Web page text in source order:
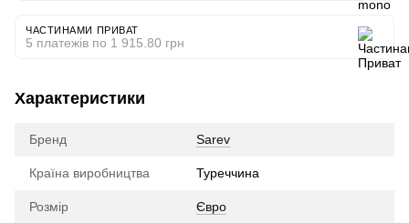
ЧАСТИНАМИ ПРИВАТ
5 платежів по 1 915.80 грн
Характеристики
Бренд Sarev
Країна виробництва Туреччина
Розмір Євро